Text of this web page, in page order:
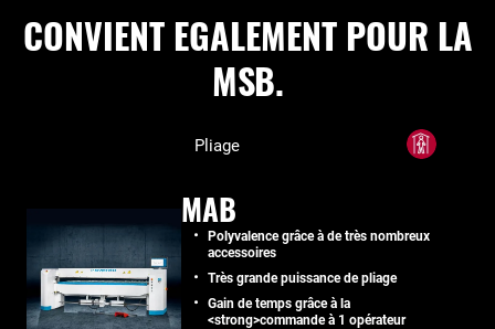
CONVIENT EGALEMENT POUR LA
MSB.
Pliage
MAB
Polyvalence grâce à de très nombreux
accessoires
Très grande puissance de pliage
Gain de temps grâce à la
<strong>commande à 1 opérateur